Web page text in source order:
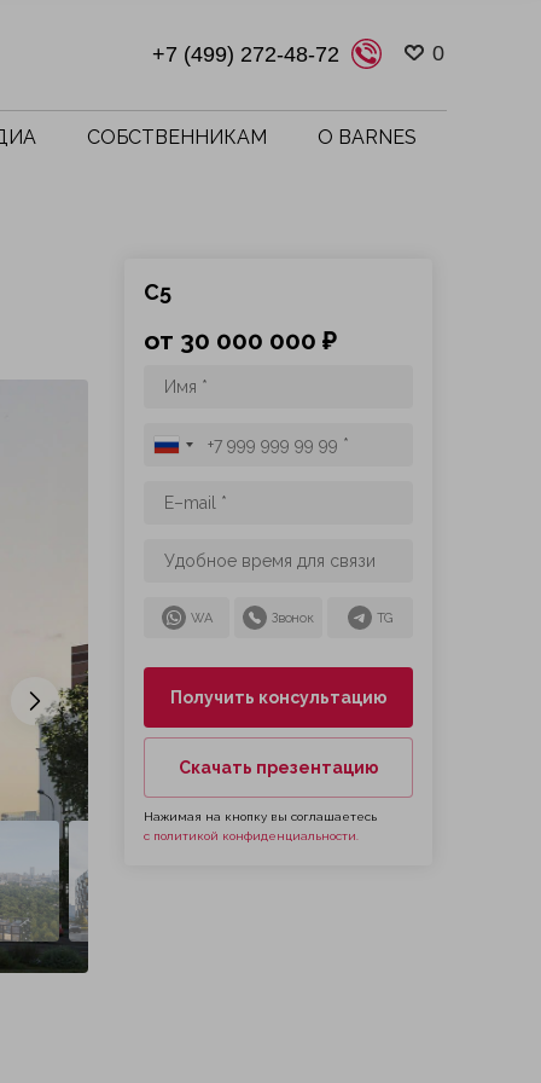
+7 (499) 272-48-72 0
СОБСТВЕННИКАМ О BARNES
Следующий слайд
C5
от 30 000 000 ₽
WA Звонок TG
Получить консультацию
Скачать презентацию
Нажимая на кнопку вы соглашаетесь
с политикой конфиденциальности.